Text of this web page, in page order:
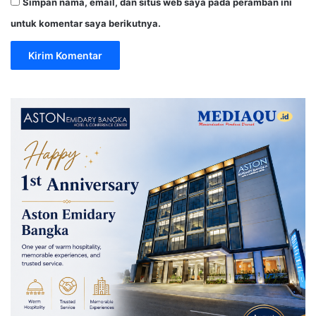
Simpan nama, email, dan situs web saya pada peramban ini
untuk komentar saya berikutnya.